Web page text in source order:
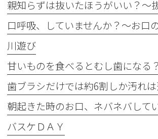
川遊び
バスケＤＡＹ